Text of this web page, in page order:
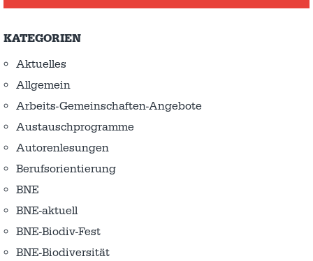
KATEGORIEN
Aktuelles
Allgemein
Arbeits-Gemeinschaften-Angebote
Austausch­programme
Autorenlesungen
Berufsorientierung
BNE
BNE-aktuell
BNE-Biodiv-Fest
BNE-Biodiversität